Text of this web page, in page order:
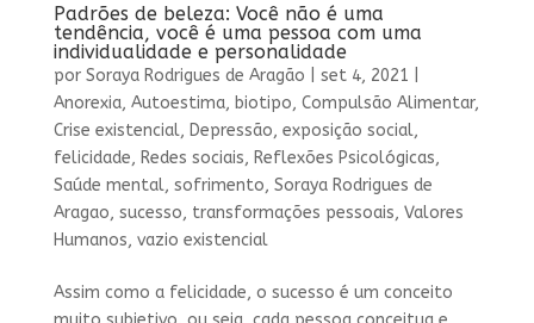
Padrões de beleza: Você não é uma
tendência, você é uma pessoa com uma
individualidade e personalidade
por Soraya Rodrigues de Aragão set 4, 2021
Anorexia, Autoestima, biotipo, Compulsão Alimentar,
Crise existencial, Depressão, exposição social,
felicidade, Redes sociais, Reflexões Psicológicas,
Saúde mental, sofrimento, Soraya Rodrigues de
Aragao, sucesso, transformações pessoais, Valores
Humanos, vazio existencial
Assim como a felicidade, o sucesso é um conceito